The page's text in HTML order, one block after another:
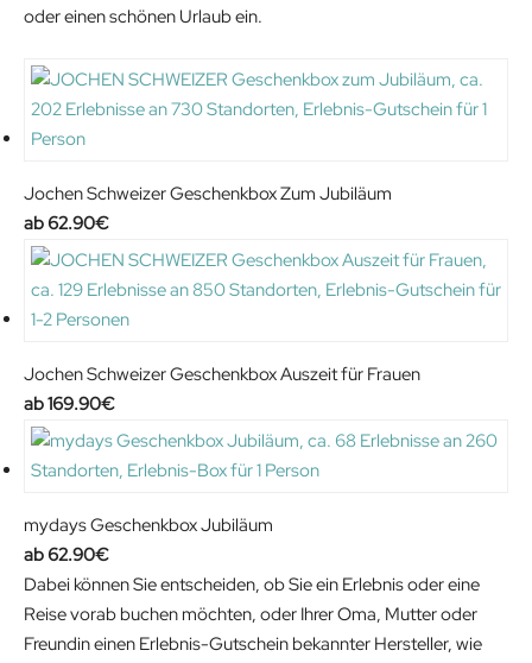
oder einen schönen Urlaub ein.
Jochen Schweizer Geschenkbox Zum Jubiläum
62.90€
Jochen Schweizer Geschenkbox Auszeit für Frauen
169.90€
mydays Geschenkbox Jubiläum
62.90€
Dabei können Sie entscheiden, ob Sie ein Erlebnis oder eine
Reise vorab buchen möchten, oder Ihrer Oma, Mutter oder
Freundin einen Erlebnis-Gutschein bekannter Hersteller, wie